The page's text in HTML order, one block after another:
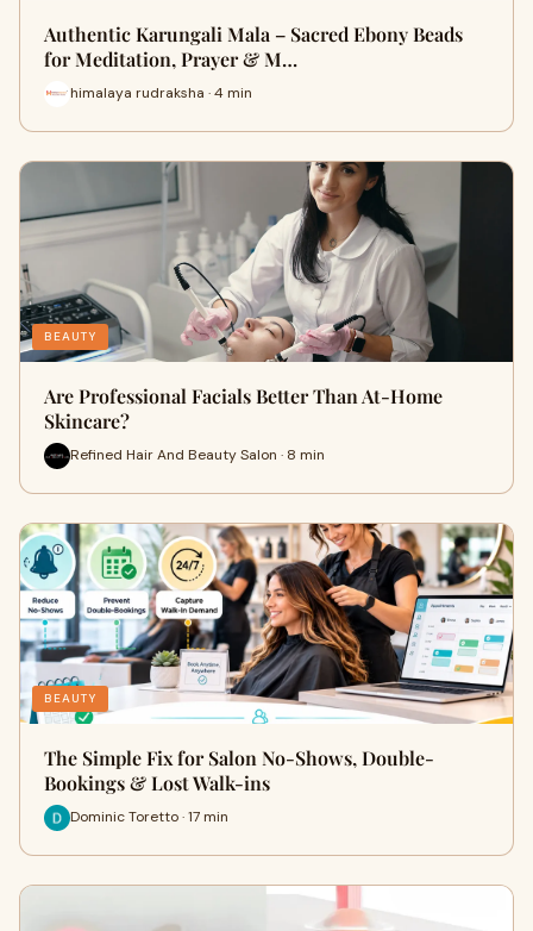
Authentic Karungali Mala – Sacred Ebony Beads
for Meditation, Prayer & M…
himalaya rudraksha · 4 min
BEAUTY
Are Professional Facials Better Than At-Home
Skincare?
Refined Hair And Beauty Salon · 8 min
BEAUTY
The Simple Fix for Salon No-Shows, Double-
Bookings & Lost Walk-ins
Dominic Toretto · 17 min